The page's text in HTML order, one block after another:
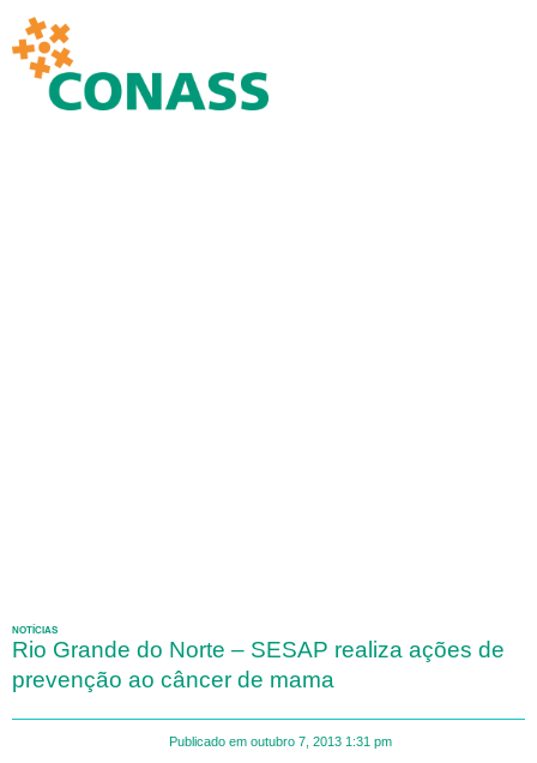
NOTÍCIAS
Rio Grande do Norte – SESAP realiza ações de
prevenção ao câncer de mama
Publicado em outubro 7, 2013 1:31 pm